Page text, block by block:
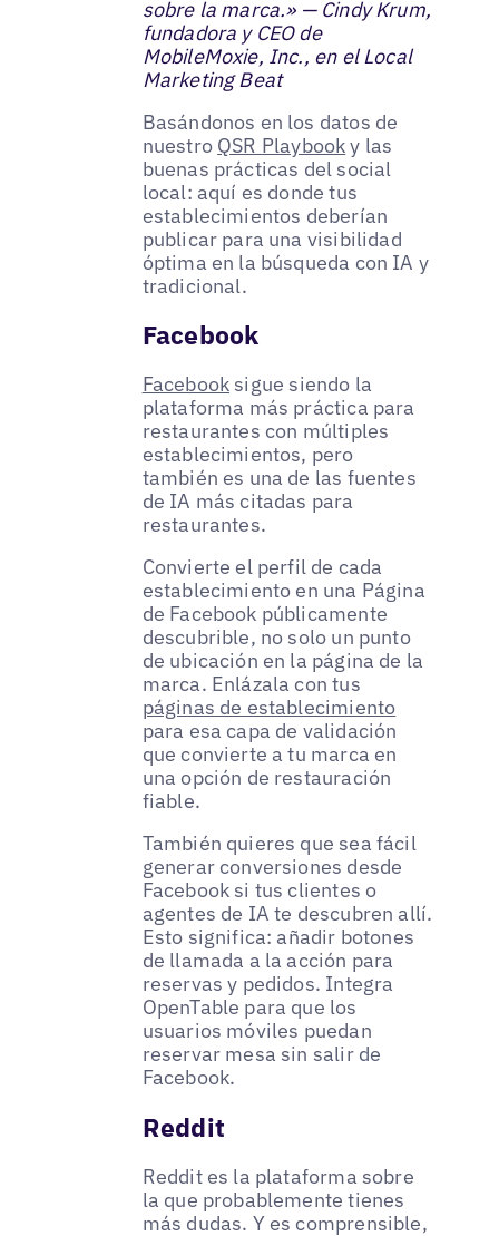
sobre la marca.» — Cindy Krum,
fundadora y CEO de
MobileMoxie, Inc., en el Local
Marketing Beat
Basándonos en los datos de
nuestro QSR Playbooky las
buenas prácticas del social
local: aquí es donde tus
establecimientos deberían
publicar para una visibilidad
óptima en la búsqueda con IA y
tradicional.
Facebook
Facebook sigue siendo la
plataforma más práctica para
restaurantes con múltiples
establecimientos, pero
también es una de las fuentes
de IA más citadas para
restaurantes.
Convierte el perfil de cada
establecimiento en una Página
de Facebook públicamente
descubrible, no solo un punto
de ubicación en la página de la
marca. Enlázala con tus
páginas de establecimiento
para esa capa de validación
que convierte a tu marca en
una opción de restauración
fiable.
También quieres que sea fácil
generar conversiones desde
Facebook si tus clientes o
agentes de IA te descubren allí.
Esto significa: añadir botones
de llamada a la acción para
reservas y pedidos. Integra
OpenTable para que los
usuarios móviles puedan
reservar mesa sin salir de
Facebook.
Reddit
Reddit es la plataforma sobre
la que probablemente tienes
más dudas. Y es comprensible,